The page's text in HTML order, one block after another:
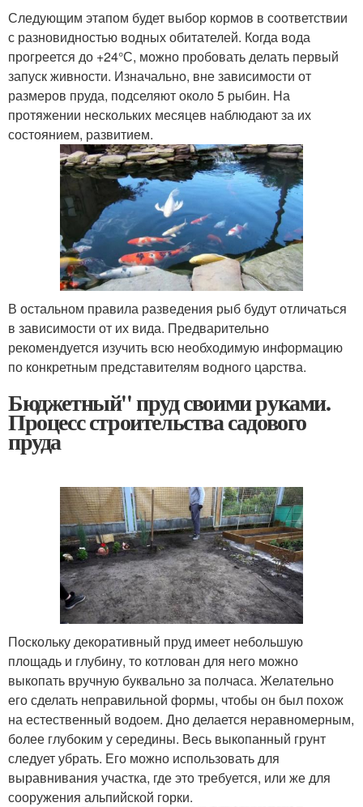
Следующим этапом будет выбор кормов в соответствии
с разновидностью водных обитателей. Когда вода
прогреется до +24°С, можно пробовать делать первый
запуск живности. Изначально, вне зависимости от
размеров пруда, подселяют около 5 рыбин. На
протяжении нескольких месяцев наблюдают за их
состоянием, развитием.
В остальном правила разведения рыб будут отличаться
в зависимости от их вида. Предварительно
рекомендуется изучить всю необходимую информацию
по конкретным представителям водного царства.
Бюджетный'' пруд своими руками.
Процесс строительства садового
пруда
Поскольку декоративный пруд имеет небольшую
площадь и глубину, то котлован для него можно
выкопать вручную буквально за полчаса. Желательно
его сделать неправильной формы, чтобы он был похож
на естественный водоем. Дно делается неравномерным,
более глубоким у середины. Весь выкопанный грунт
следует убрать. Его можно использовать для
выравнивания участка, где это требуется, или же для
сооружения альпийской горки.